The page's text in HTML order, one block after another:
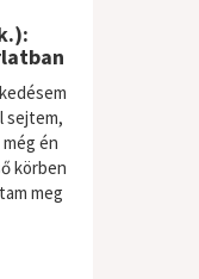
sejtem,
én
körben
meg